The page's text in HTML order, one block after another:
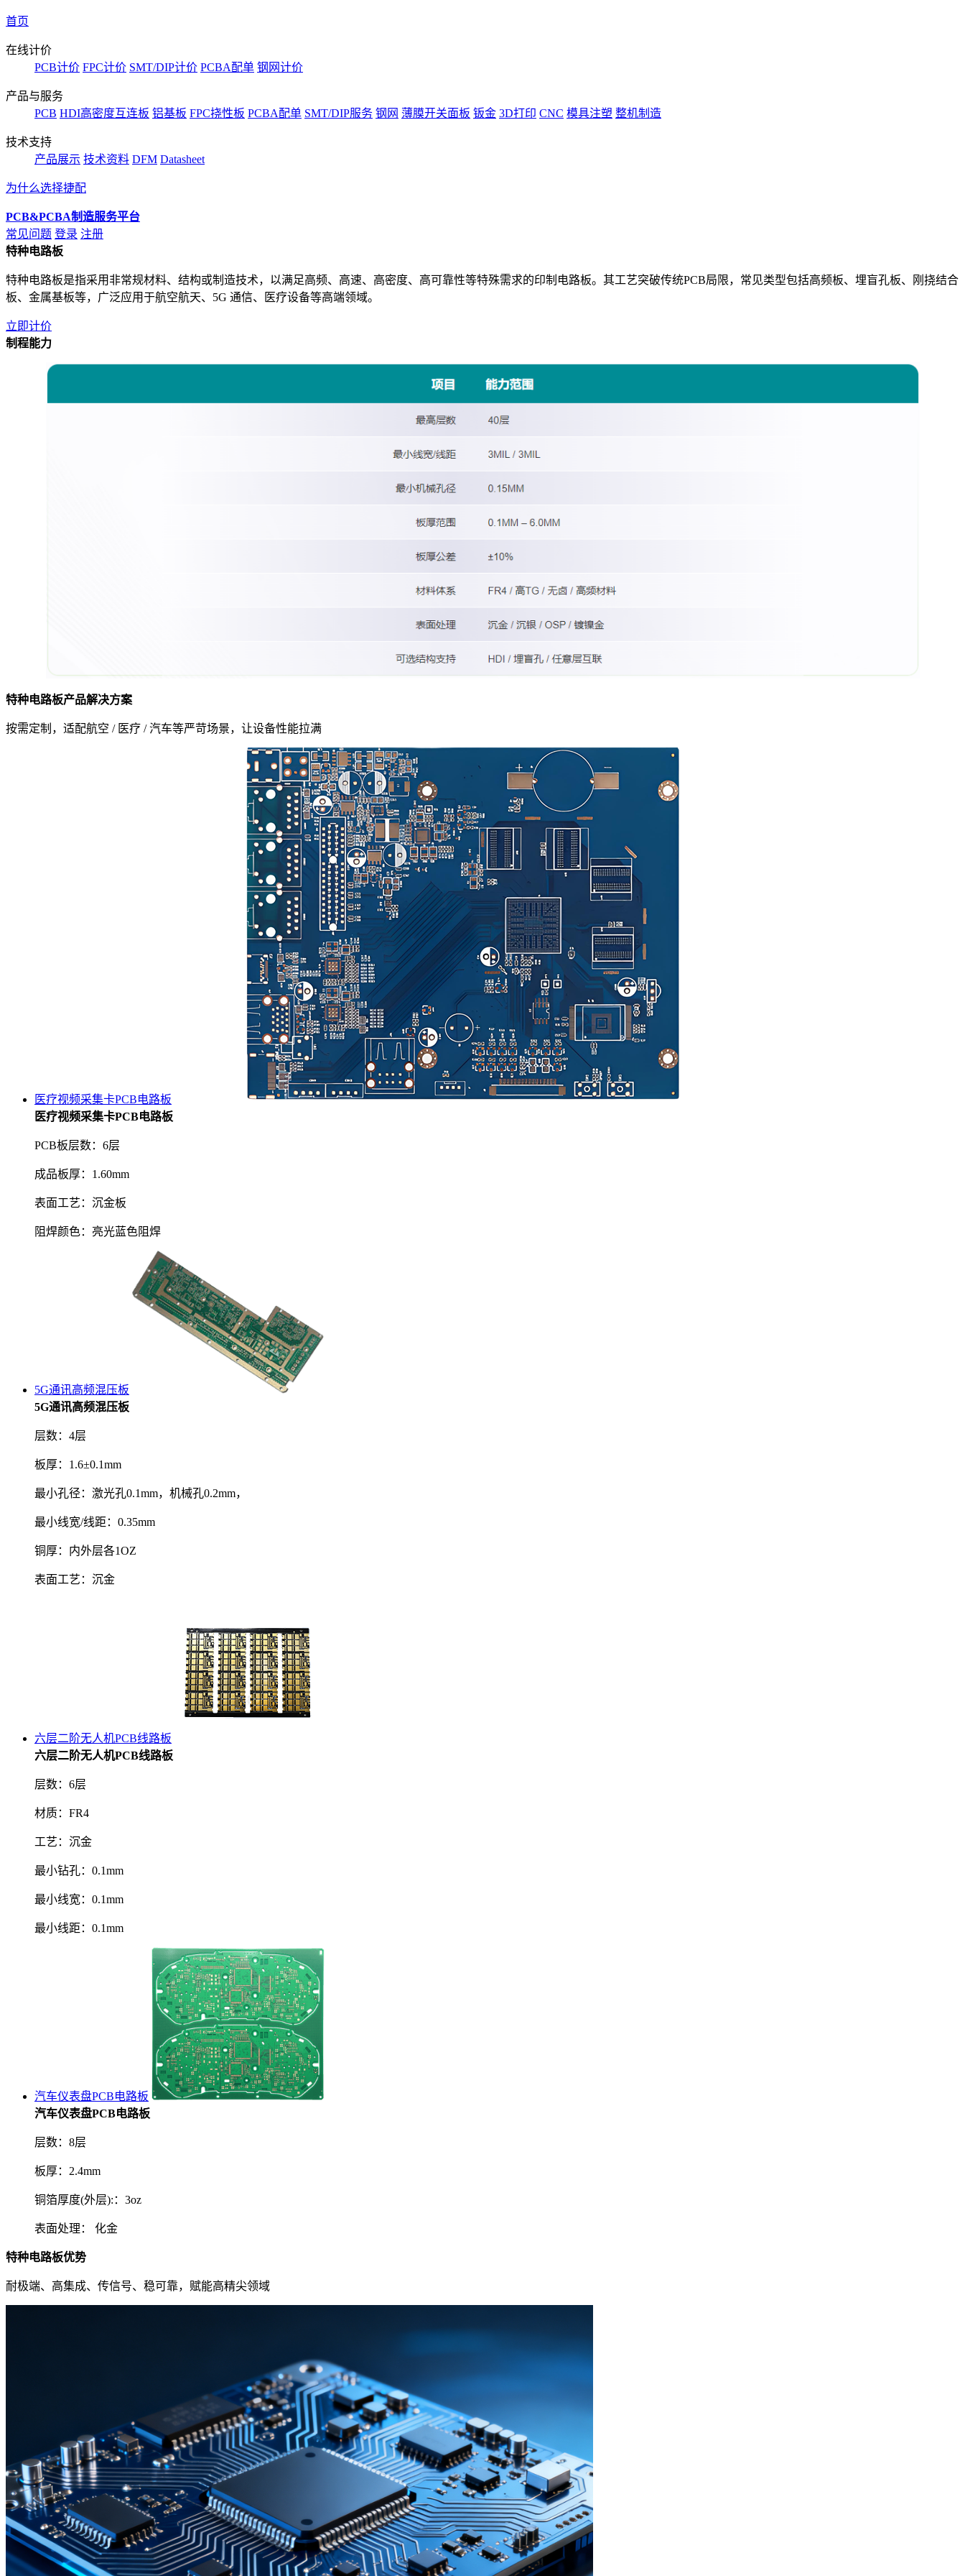
首页
在线计价
PCB计价 FPC计价 SMT/DIP计价 PCBA配单 钢网计价
产品与服务
PCB HDI高密度互连板 铝基板 FPC挠性板 PCBA配单 SMT/DIP服务 钢网 薄膜开关面板 钣金 3D打印 CNC 模具注塑 整机制造
技术支持
产品展示 技术资料 DFM Datasheet
为什么选择捷配
PCB&PCBA制造服务平台
常见问题 登录 注册
特种电路板
特种电路板是指采用非常规材料、结构或制造技术，以满足高频、高速、高密度、高可靠性等特殊需求的印制电路板。其工艺突破传统PCB局限，常见类型包括高频板、埋盲孔板、刚挠结合
板、金属基板等，广泛应用于航空航天、5G 通信、医疗设备等高端领域。
立即计价
制程能力
特种电路板产品解决方案
按需定制，适配航空 / 医疗 / 汽车等严苛场景，让设备性能拉满
医疗视频采集卡PCB电路板
医疗视频采集卡PCB电路板
PCB板层数：6层
成品板厚：1.60mm
表面工艺：沉金板
阻焊颜色：亮光蓝色阻焊
5G通讯高频混压板
5G通讯高频混压板
层数：4层
板厚：1.6±0.1mm
最小孔径：激光孔0.1mm，机械孔0.2mm，
最小线宽/线距：0.35mm
铜厚：内外层各1OZ
表面工艺：沉金
六层二阶无人机PCB线路板
六层二阶无人机PCB线路板
层数：6层
材质：FR4
工艺：沉金
最小钻孔：0.1mm
最小线宽：0.1mm
最小线距：0.1mm
汽车仪表盘PCB电路板
汽车仪表盘PCB电路板
层数：8层
板厚：2.4mm
铜箔厚度(外层):：3oz
表面处理： 化金
特种电路板优势
耐极端、高集成、传信号、稳可靠，赋能高精尖领域